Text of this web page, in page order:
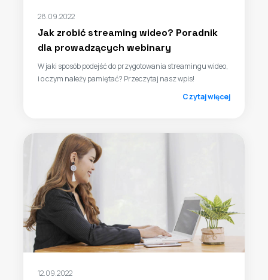
28.09.2022
Jak zrobić streaming wideo? Poradnik
dla prowadzących webinary
W jaki sposób podejść do przygotowania streamingu wideo,
i o czym należy pamiętać? Przeczytaj nasz wpis!
Czytaj więcej
12.09.2022